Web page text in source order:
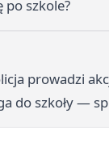
po szkole?
prowadzi
do szkoły —